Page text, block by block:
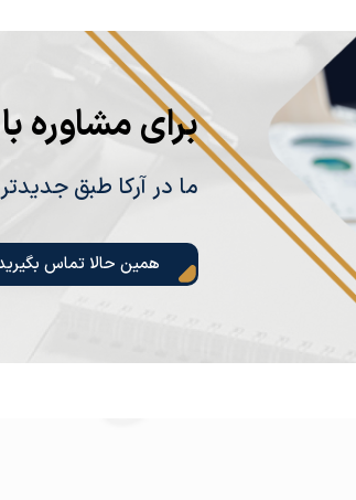
برای مشاوره
ما در آرکا طبق
همین حالا تماس